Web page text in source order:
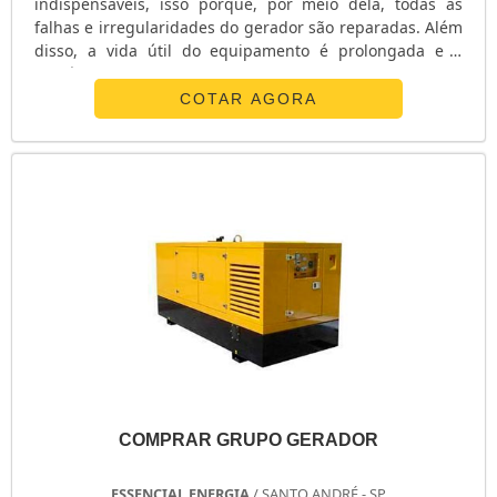
falhas e irregularidades do gerador são reparadas. Além
disso, a vida útil do equipamento é prolongada e é
possível reduzir custos no local de
aplicação.INFORMAÇÕES SOBRE MANUTENÇÃO DE
GRUPO GERADOR Para que os grupos geradores
desempenhem o papel de forma eficiente, é primordial
COTAR AGORA
COMPRAR GRUPO GERADOR